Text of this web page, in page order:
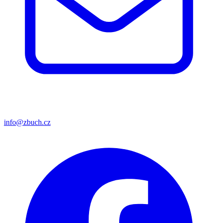
info@zbuch.cz